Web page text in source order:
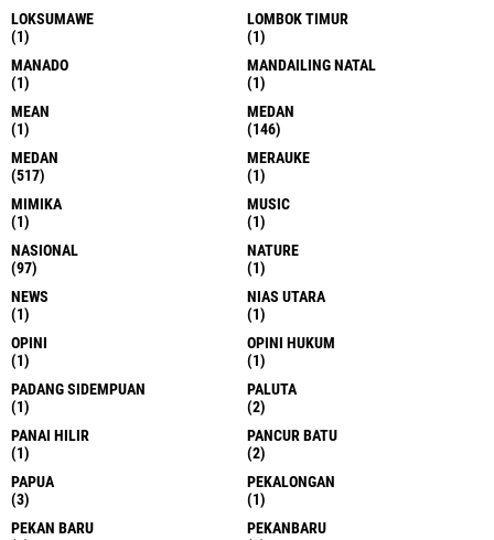
LOKSUMAWE
(1)
LOMBOK TIMUR
(1)
MANADO
(1)
MANDAILING NATAL
(1)
MEAN
(1)
MEDAN
(146)
MEDAN
(517)
MERAUKE
(1)
MIMIKA
(1)
MUSIC
(1)
NASIONAL
(97)
NATURE
(1)
NEWS
(1)
NIAS UTARA
(1)
OPINI
(1)
OPINI HUKUM
(1)
PADANG SIDEMPUAN
(1)
PALUTA
(2)
PANAI HILIR
(1)
PANCUR BATU
(2)
PAPUA
(3)
PEKALONGAN
(1)
PEKAN BARU
PEKANBARU